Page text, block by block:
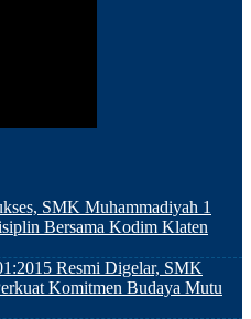
SMK Muhammadiyah 1
Bersama Kodim Klaten
Resmi Digelar, SMK
Komitmen Budaya Mutu